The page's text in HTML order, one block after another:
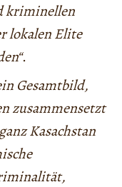
kriminellen
lokalen Elite
.
Gesamtbild,
zusammensetzt
Kasachstan